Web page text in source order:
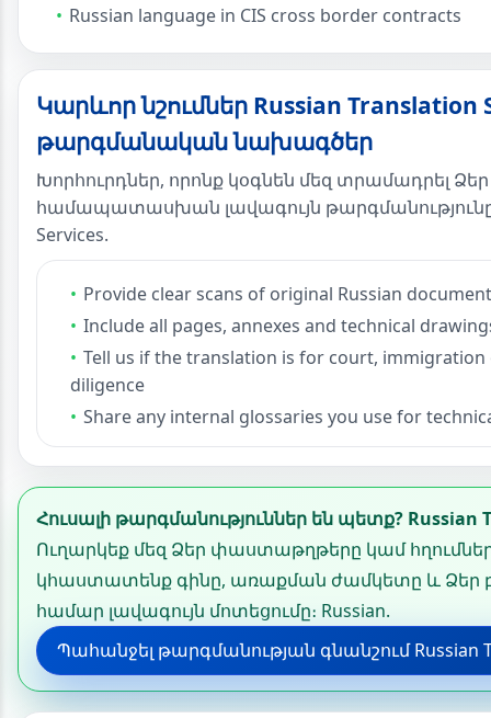
Russian language in CIS cross border contracts
Կարևոր նշումներ Russian Translation
թարգմանական նախագծեր
Խորհուրդներ, որոնք կօգնեն մեզ տրամադրել
համապատասխան լավագույն թարգմանությունը
Services.
Provide clear scans of original Russian
Include all pages, annexes and technical
Tell us if the translation is for court,
diligence
Share any internal glossaries you use for
Հուսալի թարգմանություններ են պետք? Russian
Ուղարկեք մեզ Ձեր փաստաթղթերը կամ
կհաստատենք գինը, առաքման ժամկետը և Ձեր
համար լավագույն մոտեցումը։ Russian.
Պահանջել թարգմանության գնանշում Russian